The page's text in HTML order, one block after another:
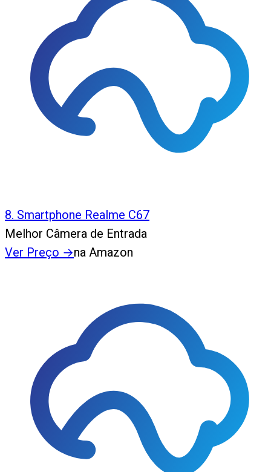
8. Smartphone Realme C67
Melhor Câmera de Entrada
Ver Preço →na Amazon